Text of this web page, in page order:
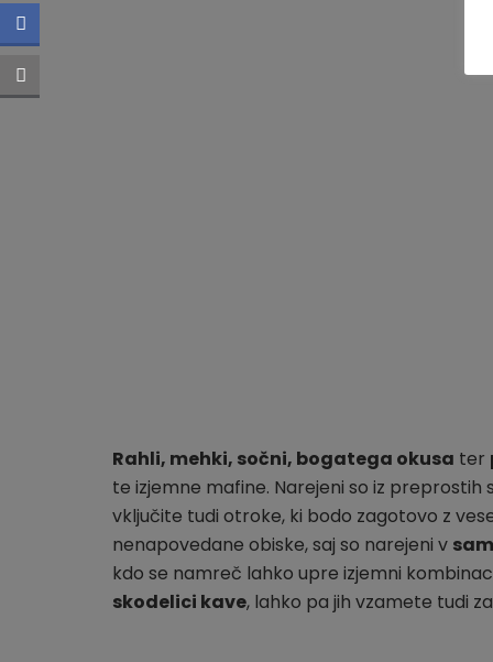
Rahli, mehki, sočni, bogatega okusa ter
te izjemne mafine. Narejeni so iz preprostih
vključite tudi otroke, ki bodo zagotovo z
nenapovedane obiske, saj so narejeni v
kdo se namreč lahko upre izjemni
skodelici kave, lahko pa jih vzamete tudi